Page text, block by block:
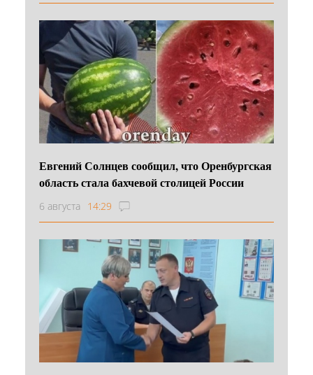
Евгений Солнцев сообщил, что Оренбургская
область стала бахчевой столицей России
6 августа 14:29